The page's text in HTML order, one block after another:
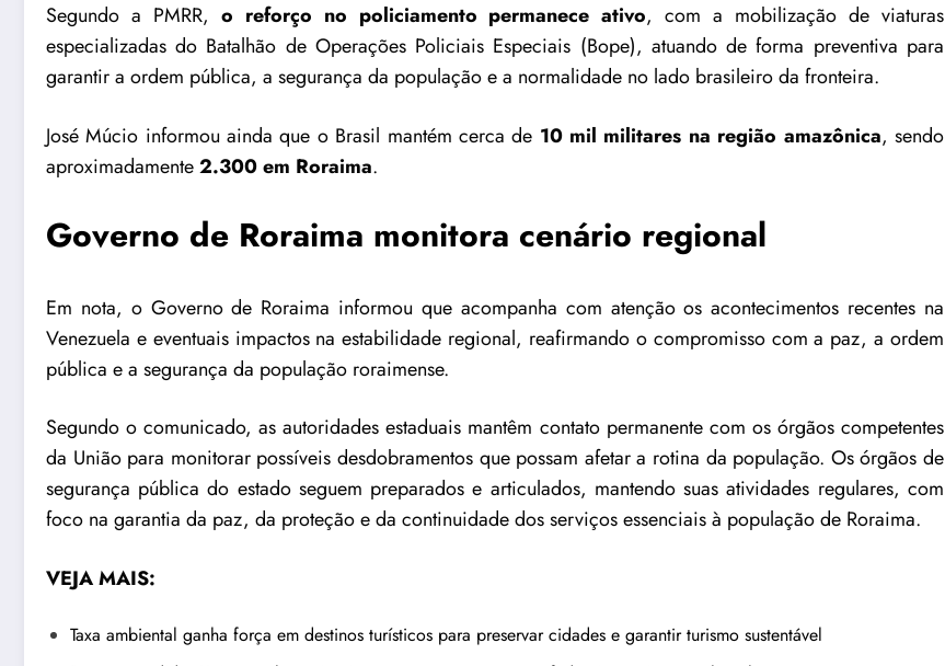
Segundo a PMRR, o reforço no policiamento permanece ativo, com a mobilização de viaturas
especializadas do Batalhão de Operações Policiais Especiais (Bope), atuando de forma preventiva para
garantir a ordem pública, a segurança da população e a normalidade no lado brasileiro da fronteira.
José Múcio informou ainda que o Brasil mantém cerca de 10 mil militares na região amazônica, sendo
aproximadamente2.300 em Roraima.
Governo de Roraima monitora cenário regional
Em nota, o Governo de Roraima informou que acompanha com atenção os acontecimentos recentes na
Venezuela e eventuais impactos na estabilidade regional, reafirmando o compromisso com a paz, a ordem
pública e a segurança da população roraimense.
Segundo o comunicado, as autoridades estaduais mantêm contato permanente com os órgãos competentes
da União para monitorar possíveis desdobramentos que possam afetar a rotina da população. Os órgãos de
segurança pública do estado seguem preparados e articulados, mantendo suas atividades regulares, com
foco na garantia da paz, da proteção e da continuidade dos serviços essenciais à população de Roraima.
VEJA MAIS:
Taxa ambiental ganha força em destinos turísticos para preservar cidades e garantir turismo sustentável